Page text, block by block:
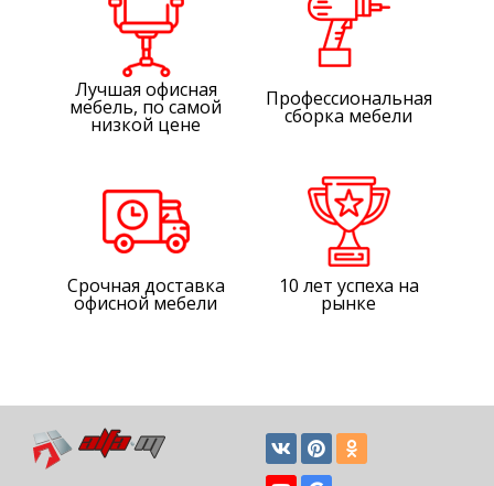
Лучшая офисная
мебель, по самой
низкой цене
Профессиональная
сборка мебели
Срочная доставка
офисной мебели
10 лет успеха на
рынке